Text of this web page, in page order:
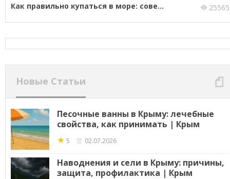
Как правильно купаться в море: сове...
25565
Новые Статьи
Песочные ванны в Крыму: лечебные
свойства, как принимать | Крым
★ 5 02.07.2026
Наводнения и сели в Крыму: причины,
защита, профилактика | Крым